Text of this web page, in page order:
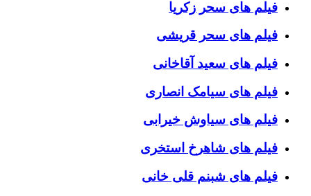
فیلم های سحر زکریا
فیلم های سحر قریشی
فیلم های سعید آقاخانی
فیلم های سیامک انصاری
فیلم های سیاوش خیرابی
فیلم های شاهرخ استخری
فیلم های شبنم قلی خانی